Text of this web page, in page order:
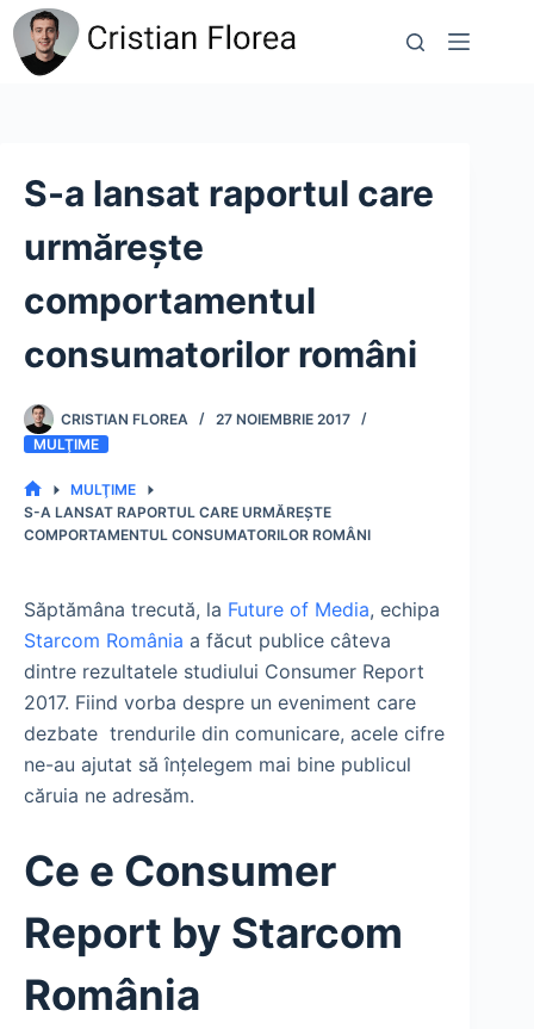
Sari
la
conținut
S-a lansat raportul care
urmăreşte
comportamentul
consumatorilor români
CRISTIAN FLOREA
27 NOIEMBRIE 2017
MULŢIME
PRIMA
PAGINĂ
MULŢIME
S-A LANSAT RAPORTUL CARE URMĂREŞTE
COMPORTAMENTUL CONSUMATORILOR ROMÂNI
Săptămâna trecută, la Future of Media, echipa
Starcom România a făcut publice câteva
dintre rezultatele studiului Consumer Report
2017. Fiind vorba despre un eveniment care
dezbate trendurile din comunicare, acele cifre
ne-au ajutat să înțelegem mai bine publicul
căruia ne adresăm.
Ce e Consumer
Report by Starcom
România